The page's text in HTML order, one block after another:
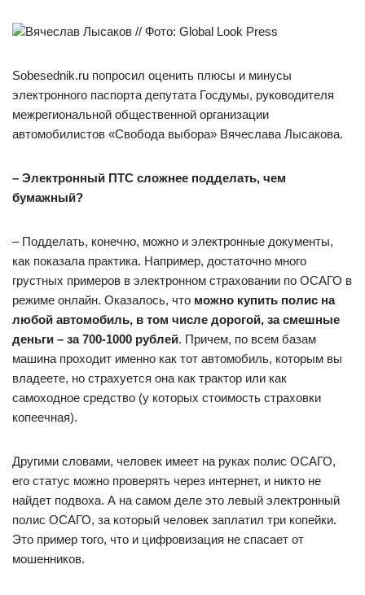
Вячеслав Лысаков // Фото: Global Look Press
Sobesednik.ru попросил оценить плюсы и минусы
электронного паспорта депутата Госдумы, руководителя
межрегиональной общественной организации
автомобилистов «Свобода выбора» Вячеслава Лысакова.
– Электронный ПТС сложнее подделать, чем
бумажный?
– Подделать, конечно, можно и электронные документы,
как показала практика. Например, достаточно много
грустных примеров в электронном страховании по ОСАГО в
режиме онлайн. Оказалось, что можно купить полис на
любой автомобиль, в том числе дорогой, за смешные
деньги – за 700-1000 рублей. Причем, по всем базам
машина проходит именно как тот автомобиль, которым вы
владеете, но страхуется она как трактор или как
самоходное средство (у которых стоимость страховки
копеечная).
Другими словами, человек имеет на руках полис ОСАГО,
его статус можно проверять через интернет, и никто не
найдет подвоха. А на самом деле это левый электронный
полис ОСАГО, за который человек заплатил три копейки.
Это пример того, что и цифровизация не спасает от
мошенников.